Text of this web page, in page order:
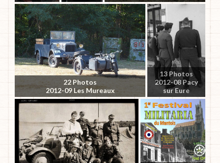
22 Photos
2012-09 Les Mureaux
13 Photos
2012-08 Pacy
sur Eure